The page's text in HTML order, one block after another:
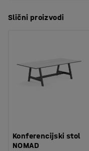
Slični proizvodi
Konferencijski stol
NOMAD